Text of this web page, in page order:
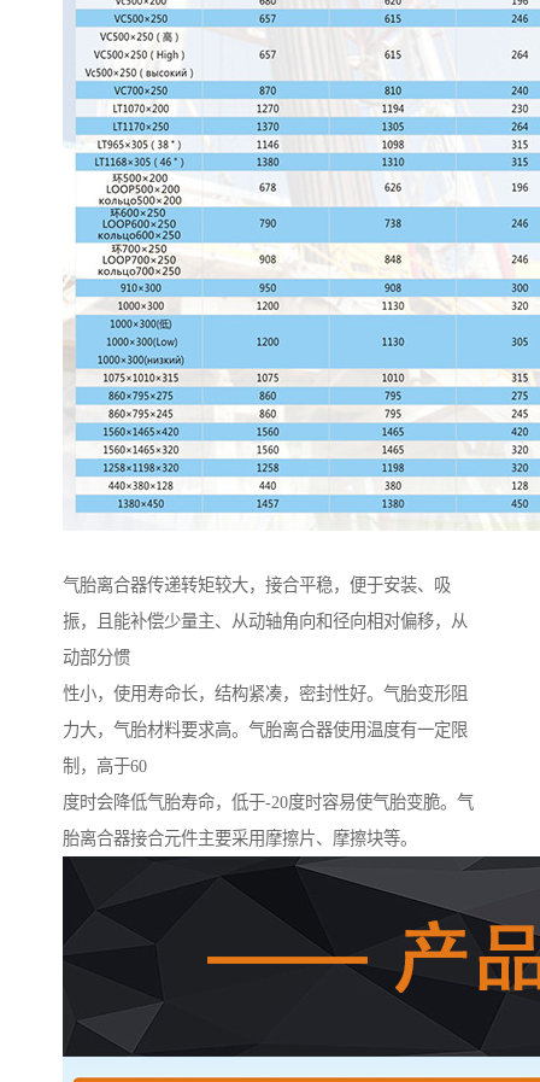
气胎离合器传递转矩较大，接合平稳，便于安装、吸
振，且能补偿少量主、从动轴角向和径向相对偏移，从
动部分惯
性小，使用寿命长，结构紧凑，密封性好。气胎变形阻
力大，气胎材料要求高。气胎离合器使用温度有一定限
制，高于60
度时会降低气胎寿命，低于-20度时容易使气胎变脆。气
胎离合器接合元件主要采用摩擦片、摩擦块等。